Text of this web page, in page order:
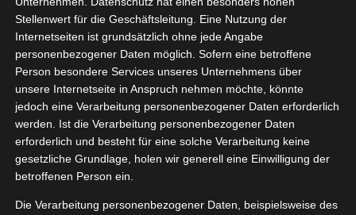
Gehe zu ...
Stellenwert für die Geschäftsleitung. Eine Nutzung der
Internetseiten ist grundsätzlich ohne jede Angabe
personenbezogener Daten möglich. Sofern eine betroffene
Person besondere Services unseres Unternehmens über
unsere Internetseite in Anspruch nehmen möchte, könnte
jedoch eine Verarbeitung personenbezogener Daten erforderlich
werden. Ist die Verarbeitung personenbezogener Daten
erforderlich und besteht für eine solche Verarbeitung keine
gesetzliche Grundlage, holen wir generell eine Einwilligung der
betroffenen Person ein.
Die Verarbeitung personenbezogener Daten, beispielsweise des